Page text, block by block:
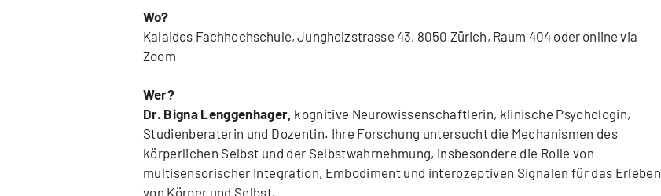
Wo?
Kalaidos Fachhochschule, Jungholzstrasse 43, 8050 Zürich, Raum 404 oder online via
Zoom
Wer?
Dr. Bigna Lenggenhager, kognitive Neurowissenschaftlerin, klinische Psychologin,
Studienberaterin und Dozentin. Ihre Forschung untersucht die Mechanismen des
körperlichen Selbst und der Selbstwahrnehmung, insbesondere die Rolle von
multisensorischer Integration, Embodiment und interozeptiven Signalen für das Erleben
von Körper und Selbst.